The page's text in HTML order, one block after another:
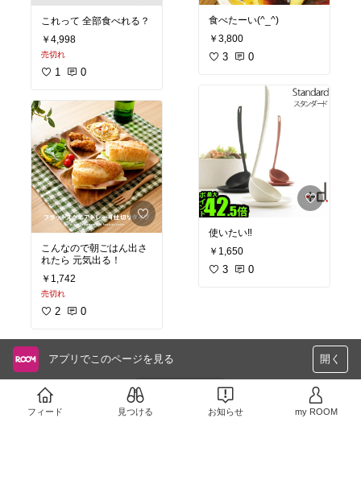
これって 全部食べれる？
￥4,998
売切れ
1 0
こんなので朝ごはん出さ
れたら 元気出る！
￥1,742
売切れ
2 0
食べたーい(^_^)
￥3,800
3 0
使いたい‼︎
￥1,650
3 0
アプリでこのページを見る 開く
フィード 見つける お知らせ my ROOM